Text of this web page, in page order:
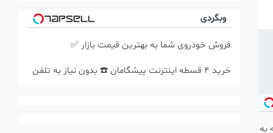
به
وبگردی
فروش خودروی شما به بهترین قیمت بازار ✅
خرید 4 قسطه اینترنت پیشگامان ☎️ بدون نیاز به تلفن